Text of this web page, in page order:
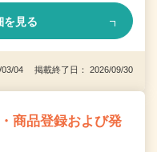
を見る
03/04 掲載終了日： 2026/09/30
商品登録および発